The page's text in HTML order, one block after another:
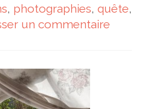
, photographies, quête,
un commentaire